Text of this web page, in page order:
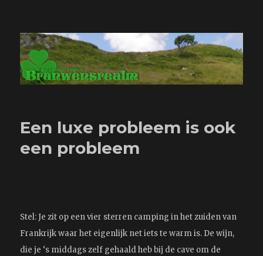
Branwensrealm.com
Een luxe probleem is ook
een probleem
Stel: Je zit op een vier sterren camping in het zuiden van
Frankrijk waar het eigenlijk net iets te warm is. De wijn,
die je ‘s middags zelf gehaald heb bij de cave om de